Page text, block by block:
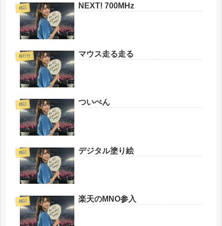
雑記 NEXT! 700MHz
移行分 マウス走る走る
雑記 ついぺん
雑記 デジタル塗り絵
雑記 楽天のMNO参入